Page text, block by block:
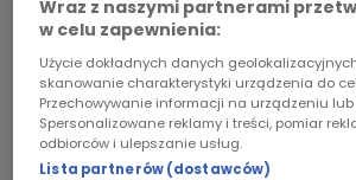
Wraz z naszymi partnerami
w celu zapewnienia:
Użycie dokładnych danych
skanowanie charakterystyki urządzenia do
Przechowywanie informacji na urządzeniu
Spersonalizowane reklamy i treści, pomiar
odbiorców i ulepszanie usług.
Lista partnerów (dostawców)